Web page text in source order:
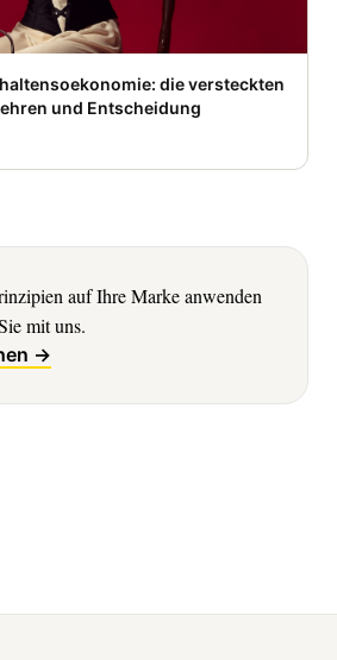
die versteckten
und Entscheidung
auf Ihre Marke anwenden
mit uns.
→